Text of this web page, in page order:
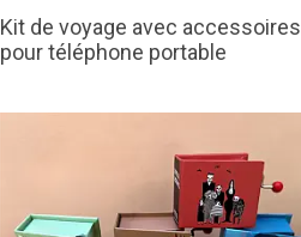
Kit de voyage avec accessoires
pour téléphone portable